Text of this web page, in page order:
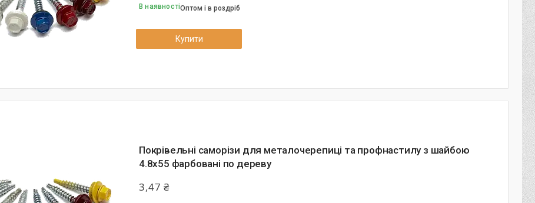
В наявностіОптом і в роздріб
Купити
Покрівельні саморізи для металочерепиці та профнастилу з шайбою
4.8х55 фарбовані по дереву
3,47 ₴